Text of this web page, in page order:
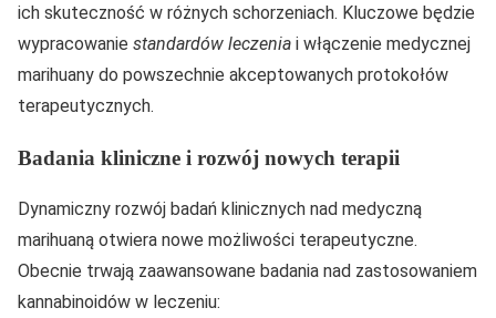
ich skuteczność w różnych schorzeniach. Kluczowe będzie
wypracowanie standardów leczenia i włączenie medycznej
marihuany do powszechnie akceptowanych protokołów
terapeutycznych.
Badania kliniczne i rozwój nowych terapii
Dynamiczny rozwój badań klinicznych nad medyczną
marihuaną otwiera nowe możliwości terapeutyczne.
Obecnie trwają zaawansowane badania nad zastosowaniem
kannabinoidów w leczeniu: